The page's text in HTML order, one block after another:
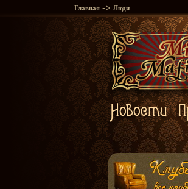
Главная -> Люди